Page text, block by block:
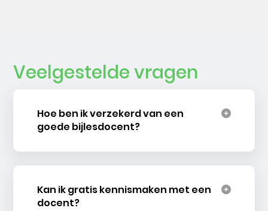
Veelgestelde vragen
Hoe ben ik verzekerd van een
goede bijlesdocent?
Kan ik gratis kennismaken met een
docent?